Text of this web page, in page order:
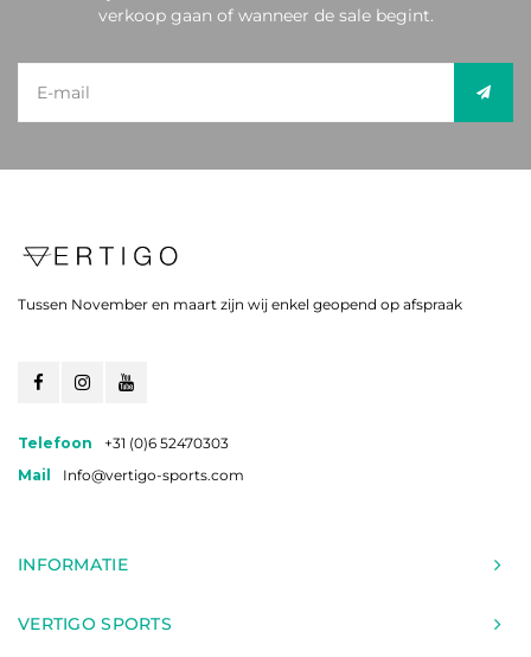
verkoop gaan of wanneer de sale begint.
Tussen November en maart zijn wij enkel geopend op afspraak
Telefoon
+31 (0)6 52470303
Mail
Info@vertigo-sports.com
INFORMATIE
VERTIGO SPORTS